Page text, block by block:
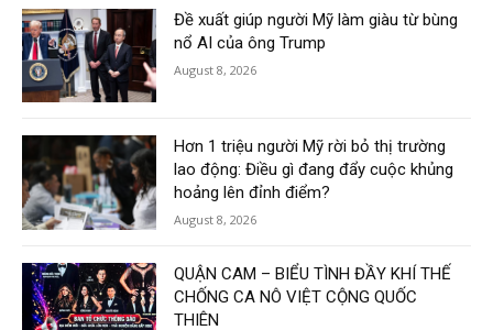
Đề xuất giúp người Mỹ làm giàu từ bùng
nổ AI của ông Trump
August 8, 2026
Hơn 1 triệu người Mỹ rời bỏ thị trường
lao động: Điều gì đang đẩy cuộc khủng
hoảng lên đỉnh điểm?
August 8, 2026
QUẬN CAM – BIỂU TÌNH ĐẦY KHÍ THẾ
CHỐNG CA NÔ VIỆT CỘNG QUỐC
THIÊN